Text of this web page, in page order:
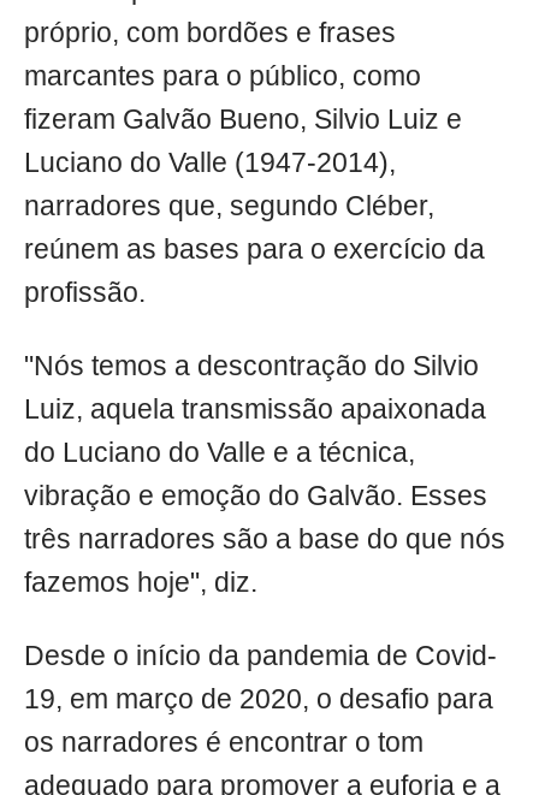
próprio, com bordões e frases
marcantes para o público, como
fizeram Galvão Bueno, Silvio Luiz e
Luciano do Valle (1947-2014),
narradores que, segundo Cléber,
reúnem as bases para o exercício da
profissão.
"Nós temos a descontração do Silvio
Luiz, aquela transmissão apaixonada
do Luciano do Valle e a técnica,
vibração e emoção do Galvão. Esses
três narradores são a base do que nós
fazemos hoje", diz.
Desde o início da pandemia de Covid-
19, em março de 2020, o desafio para
os narradores é encontrar o tom
adequado para promover a euforia e a